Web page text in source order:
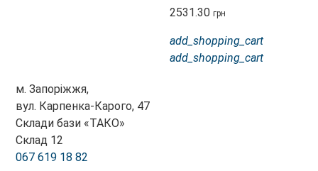
2531.30 грн
add_shopping_cart
add_shopping_cart
м. Запоріжжя,
вул. Карпенка-Карого, 47
Склади бази «ТАКО»
Склад 12
067 619 18 82